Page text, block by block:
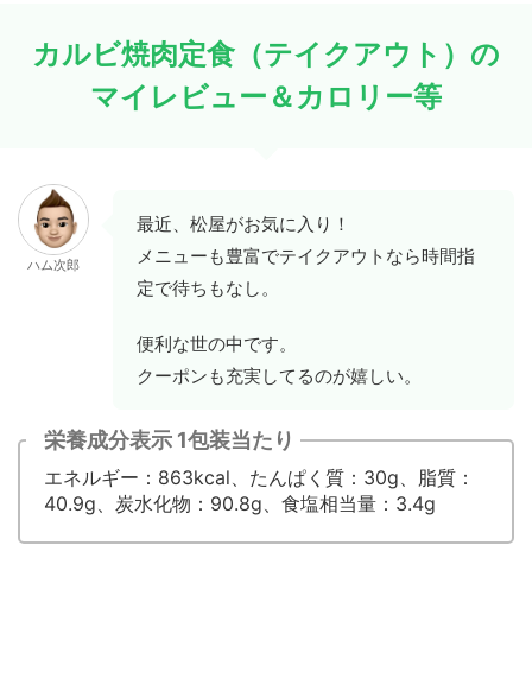
カルビ焼肉定食（テイクアウト）の
マイレビュー＆カロリー等
ハム次郎
最近、松屋がお気に入り！
メニューも豊富でテイクアウトなら時間指
定で待ちもなし。
便利な世の中です。
クーポンも充実してるのが嬉しい。
栄養成分表示 1包装当たり
エネルギー：863kcal、たんぱく質：30g、脂質：
40.9g、炭水化物：90.8g、食塩相当量：3.4g